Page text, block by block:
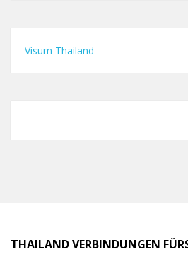
Visum Thailand
THAILAND VERBINDUNGEN